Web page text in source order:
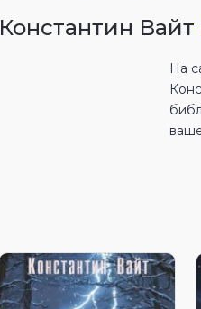
Константин Вайт
На